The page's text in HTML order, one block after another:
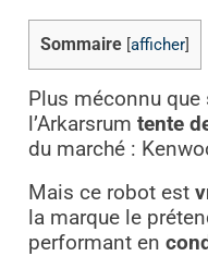
Sommaire afficher]
Plus méconnu
l’Arkarsrum tente
du marché :
Mais ce robot est
la marque le
performant en